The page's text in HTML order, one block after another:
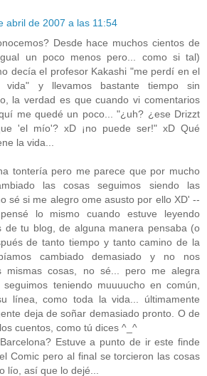
abril de 2007 a las 11:54
Desde hace muchos cientos de
un poco menos pero... como si tal)
decía el profesor Kakashi "me perdí en el
y llevamos bastante tiempo sin
la verdad es que cuando vi comentarios
me quedé un poco... "¿uh? ¿ese Drizzt
'el mío'? xD ¡no puede ser!" xD Qué
la vida...
tontería pero me parece que por mucho
las cosas seguimos siendo las
sé si me alegro ome asusto por ello XD' --
lo mismo cuando estuve leyendo
de tu blog, de alguna manera pensaba (o
de tanto tiempo y tanto camino de la
cambiado demasiado y no nos
mismas cosas, no sé... pero me alegra
teniendo muuuucho en común,
línea, como toda la vida... últimamente
deja de soñar demasiado pronto. O de
cuentos, como tú dices ^_^
Estuve a punto de ir este finde
Comic pero al final se torcieron las cosas
lío, así que lo dejé...